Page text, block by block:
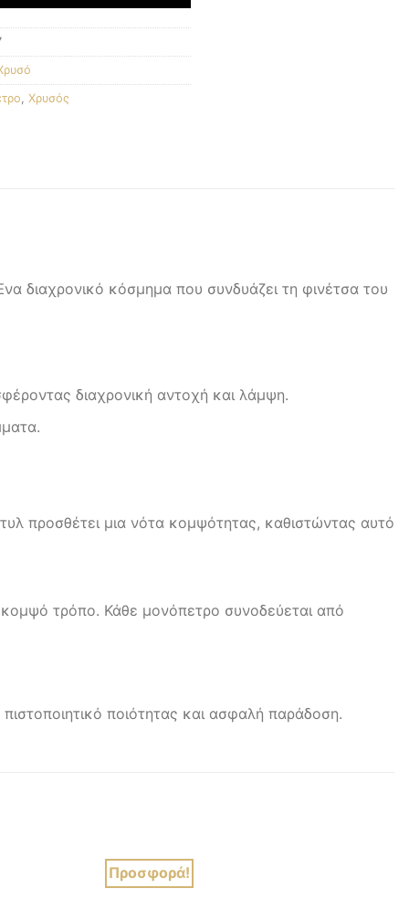
Χρυσός
διαχρονικό κόσμημα που συνδυάζει τη φινέτσα του
διαχρονική αντοχή και λάμψη.
προσθέτει μια νότα κομψότητας, καθιστώντας αυτό
τρόπο. Κάθε μονόπετρο συνοδεύεται από
ποιότητας και ασφαλή παράδοση.
Προσφορά!